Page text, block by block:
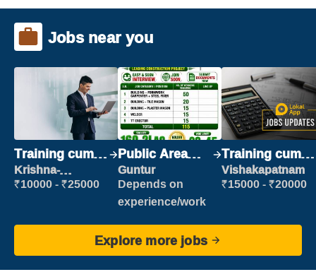
Jobs near you
Training cum
Placement
Krishna-
vijayawada
₹10000 - ₹25000
Public Area
Cleaner
Guntur
Depends on
experience/work
Training cum
Placement
Vishakapatnam
₹15000 - ₹20000
Explore more jobs